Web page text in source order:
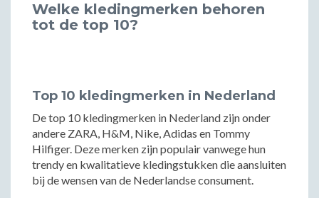
Welke kledingmerken behoren
tot de top 10?
Top 10 kledingmerken in Nederland
De top 10 kledingmerken in Nederland zijn onder
andere ZARA, H&M, Nike, Adidas en Tommy
Hilfiger. Deze merken zijn populair vanwege hun
trendy en kwalitatieve kledingstukken die aansluiten
bij de wensen van de Nederlandse consument.